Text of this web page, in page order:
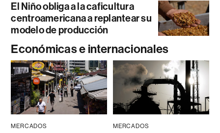
El Niño obliga a la caficultura
centroamericana a replantear su
modelo de producción
Económicas e internacionales
MERCADOS MERCADOS